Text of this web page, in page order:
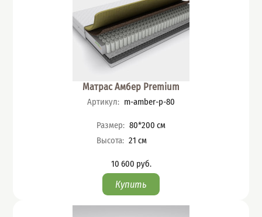
Матрас Амбер Premium
Артикул: m-amber-p-80
Характеристики
Размер: 80*200 см
Высота: 21 см
Цена
10 600 руб.